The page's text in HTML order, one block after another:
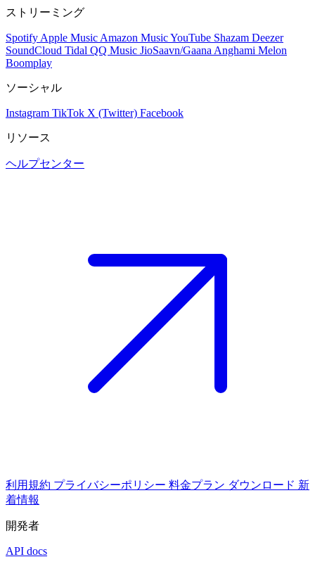
ストリーミング
Spotify Apple Music Amazon MusicYouTube Shazam Deezer
SoundCloud Tidal QQ Music JioSaavn/Gaana Anghami Melon
Boomplay
ソーシャル
Instagram TikTok X (Twitter) Facebook
リソース
ヘルプセンター
利用規約 プライバシーポリシー 料金プラン ダウンロード 新
着情報
開発者
API docs